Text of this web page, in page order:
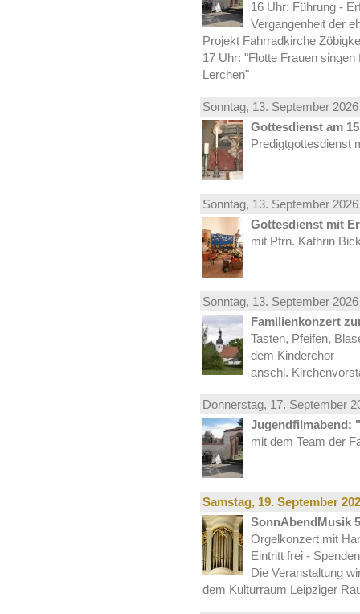
16 Uhr: Führung -
Vergangenheit der
Projekt Fahrradkirche
17 Uhr: "Flotte Frauen
Lerchen"
Sonntag, 13. September
Gottesdienst am
Predigtgottesdienst
Sonntag, 13. September
Gottesdienst mit
mit Pfrn. Kathrin
Sonntag, 13. September
Familienkonzert
Tasten, Pfeifen,
dem Kinderchor
anschl.
Donnerstag, 17. September
Jugendfilmabend:
mit dem Team der
Samstag, 19. September
SonnAbendMusik 5
Orgelkonzert mit
Eintritt frei -
Die Veranstaltung
dem Kulturraum Leipziger